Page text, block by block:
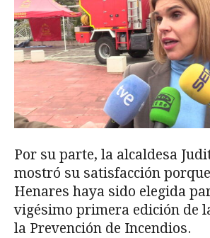
Por su parte, la alcaldesa
mostró su satisfacción
Henares haya sido elegida
vigésimo primera edición de
la Prevención de Incendios.